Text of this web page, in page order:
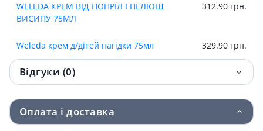
WELEDA КРЕМ ВІД ПОПРІЛ І ПЕЛЮШ
ВИСИПУ 75МЛ
312.90 грн.
Weleda крем д/дiтей нагiдки 75мл 329.90 грн.
Weleda дезодорант д/тiла цитрус 50мл 329.90 грн.
Weleda шампунь-гель д/тiла i волос
дитячий нагiдки 200мл
352.40 грн.
Відгуки (0)
Оплата і доставка